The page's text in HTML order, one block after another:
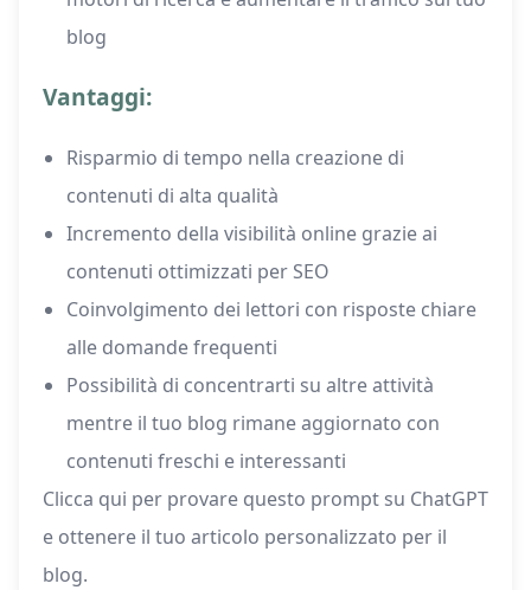
blog
Vantaggi:
Risparmio di tempo nella creazione di
contenuti di alta qualità
Incremento della visibilità online grazie ai
contenuti ottimizzati per SEO
Coinvolgimento dei lettori con risposte chiare
alle domande frequenti
Possibilità di concentrarti su altre attività
mentre il tuo blog rimane aggiornato con
contenuti freschi e interessanti
Clicca qui per provare questo prompt su ChatGPT
e ottenere il tuo articolo personalizzato per il
blog.